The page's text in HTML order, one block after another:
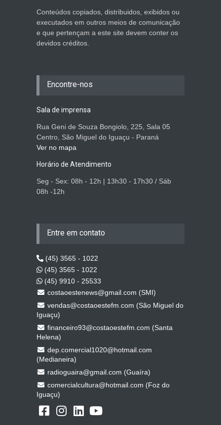
Conteúdos copiados, distribuidos, exibidos ou
executados em outros meios de comunicação
e que pertençam a este site devem conter os
devidos créditos.
Encontre-nos
Sala de imprensa
Rua Geni de Souza Bongiolo, 225, Sala 05
Centro, São Miguel do Iguaçu - Paraná
Ver no mapa
Horário de Atendimento
Seg - Sex: 08h - 12h | 13h30 - 17h30 / Sáb
08h -12h
Entre em contato
(45) 3565 - 1022
(45) 3565 - 1022
(45) 9910 - 25533
costaoestenews@gmail.com (SMI)
vendas@costaoestefm.com (São Miguel do
Iguaçu)
financeiro93@costaoestefm.com (Santa
Helena)
dep.comercial1020@hotmail.com
(Medianeira)
radioguaira@gmail.com (Guaíra)
comercialcultura@hotmail.com (Foz do
Iguaçu)